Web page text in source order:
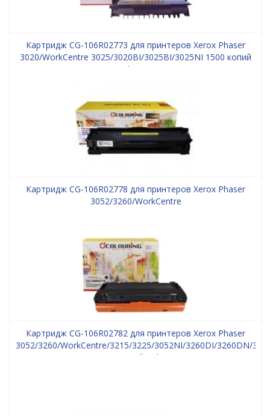
Картридж CG-106R02773 для принтеров Xerox Phaser
3020/WorkCentre 3025/3020BI/3025BI/3025NI 1500 копий
Colouring
Картридж CG-106R02778 для принтеров Xerox Phaser
3052/3260/WorkCentre
Картридж CG-106R02782 для принтеров Xerox Phaser
3052/3260/WorkCentre/3215/3225/3052NI/3260DI/3260DN/
2х3000 копий Colouring